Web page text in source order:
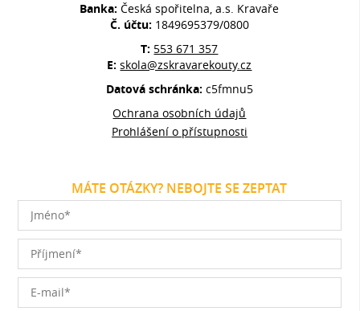
Banka:Česká spořitelna, a.s. Kravaře
Č. účtu: 1849695379/0800
T: 553 671 357
E:skola@zskravarekouty.cz
Datová schránka: c5fmnu5
Ochrana osobních údajů
Prohlášení o přístupnosti
MÁTE OTÁZKY? NEBOJTE SE ZEPTAT